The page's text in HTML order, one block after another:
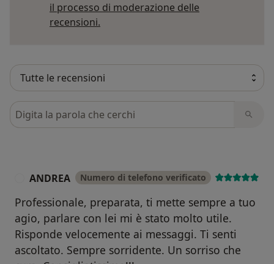
il processo di moderazione delle
recensioni.
Cerca nelle recensioni
ANDREA Numero di telefono verificato
Professionale, preparata, ti mette sempre a tuo
agio, parlare con lei mi è stato molto utile.
Risponde velocemente ai messaggi. Ti senti
ascoltato. Sempre sorridente. Un sorriso che